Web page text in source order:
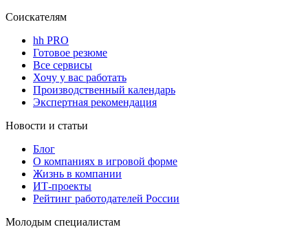
Соискателям
hh PRO
Готовое резюме
Все сервисы
Хочу у вас работать
Производственный календарь
Экспертная рекомендация
Новости и статьи
Блог
О компаниях в игровой форме
Жизнь в компании
ИТ-проекты
Рейтинг работодателей России
Молодым специалистам